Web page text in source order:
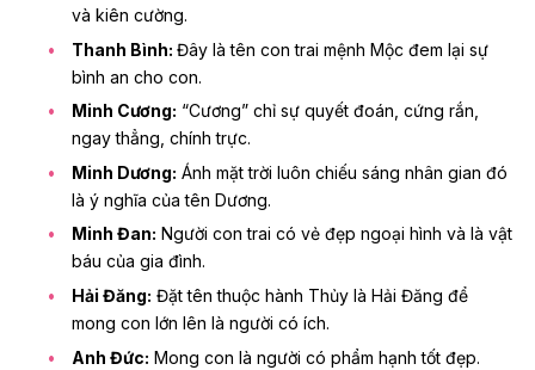
và kiên cường.
Thanh Bình: Đây làtên con trai mệnh Mộc đem lại sự
bình an cho con.
Minh Cương: “Cương” chỉ sự quyết đoán, cứng rắn,
ngay thẳng, chính trực.
Minh Dương: Ánh mặt trời luôn chiếu sáng nhân gian đó
là ý nghĩa của tên Dương.
Minh Đan: Người con trai có vẻ đẹp ngoại hình và là vật
báu của gia đình.
Hải Đăng: Đặt tên thuộc hành Thủy là Hải Đăng để
mong con lớn lên là người có ích.
Anh Đức: Mong con là người có phẩm hạnh tốt đẹp.